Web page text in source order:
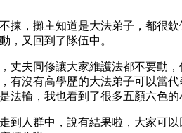
，攤主知道是大法弟子，都很
，又回到了隊伍中。
丈夫同修讓大家維護法都不要
沒有高學歷的大法弟子可以當
輪，我也看到了很多五顏六色的
人群中，說有結果啦，大家可